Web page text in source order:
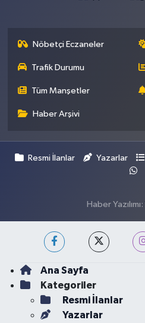
Nöbetçi Eczaneler
Trafik Durumu
Tüm Manşetler
Haber Arşivi
Resmi İlanlar Yazarlar
Haber Yazılımı:
Ana Sayfa
Kategoriler
Resmi İlanlar
Yazarlar